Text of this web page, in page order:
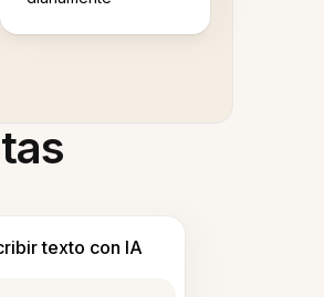
texto con IA